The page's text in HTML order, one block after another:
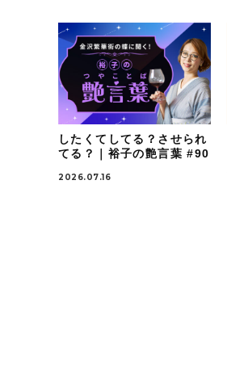
したくてしてる？させられ
てる？｜裕子の艶言葉 #90
2026.07.16